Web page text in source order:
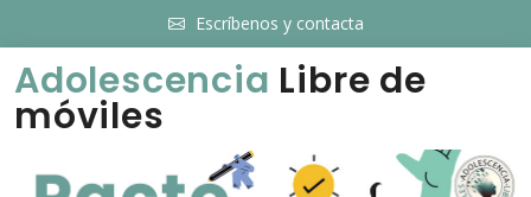
Escríbenos y contacta
Adolescencia Libre de
móviles